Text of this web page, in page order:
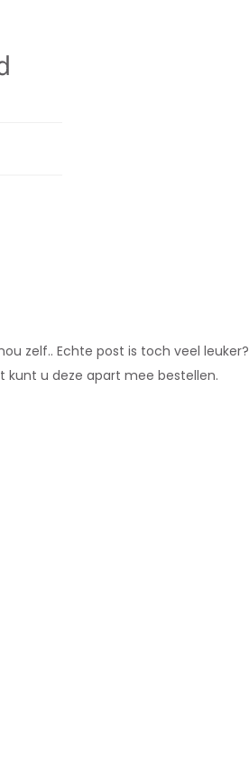
zelf.. Echte post is toch veel leuker?
kunt u deze apart mee bestellen.